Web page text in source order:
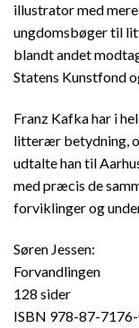
illustrator med
ungdomsbøger til
blandt andet
Statens Kunstfond
Franz Kafka har i
litterær betydning,
udtalte han til
med præcis de
forviklinger og
Søren Jessen:
Forvandlingen
128 sider
ISBN 978-87-